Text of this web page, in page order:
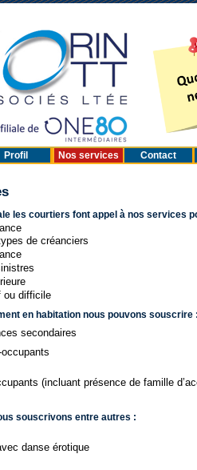
Profil Nos services Contact
les courtiers font appel à nos services
de créanciers
ou difficile
en habitation nous pouvons souscrire
secondaires
(incluant présence de famille
souscrivons entre autres :
danse érotique